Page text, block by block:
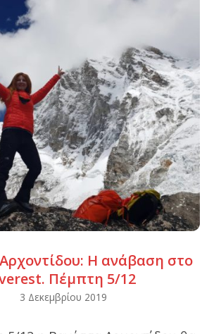
Η ανάβαση στο
Πέμπτη 5/12
3 Δεκεμβρίου 2019